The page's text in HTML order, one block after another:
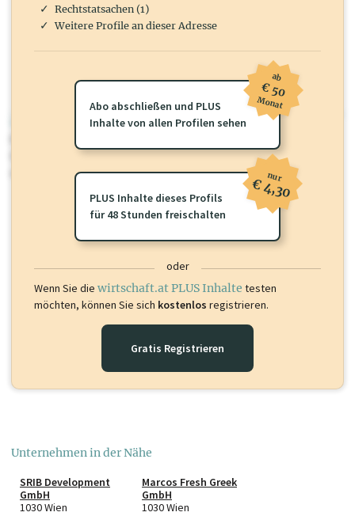
wirtschaft.at PLUS
Sie momentan nicht einsehen können. Schalten Sie dieses Profil frei
oder loggen Sie sich ein um diese Inhalte zu sehen.
Rechtstatsachen (1)
Weitere Profile an dieser Adresse
Abo abschließen und PLUS
Inhalte von allen Profilen sehen
ab
€ 50
Monat
PLUS Inhalte dieses Profils
für 48 Stunden freischalten
nur
€ 4,30
oder
Wenn Sie die wirtschaft.at PLUS Inhalte testen
möchten, können Sie sich kostenlos registrieren.
Gratis Registrieren
Unternehmen in der Nähe
SRIB Development
GmbH
1030 Wien
Marcos Fresh Greek
GmbH
1030 Wien